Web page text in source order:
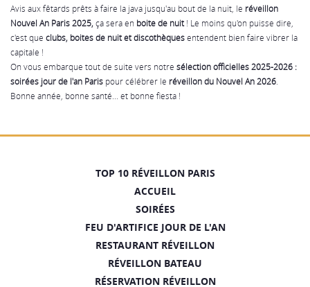
Avis aux fêtards prêts à faire la java jusqu'au bout de la nuit, le réveillon
Nouvel An Paris 2025,ça sera en boite de nuit! Le moins qu'on puisse dire,
c'est que clubs, boites de nuit et discothèquesentendent bien faire vibrer la
capitale !
On vous embarque tout de suite vers notre sélection officielles 2025-2026 :
soirées jour de l'an Paris pour célébrer le réveillon du Nouvel An 2026
Bonne année, bonne santé... et bonne fiesta !
TOP 10 RÉVEILLON PARIS
ACCUEIL
SOIRÉES
FEU D'ARTIFICE JOUR DE L'AN
RESTAURANT RÉVEILLON
RÉVEILLON BATEAU
RÉSERVATION RÉVEILLON